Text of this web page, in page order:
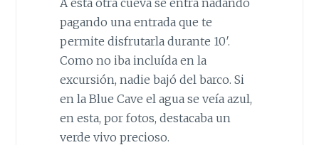
A esta otra cueva se entra nadando
pagando una entrada que te
permite disfrutarla durante 10′.
Como no iba incluída en la
excursión, nadie bajó del barco. Si
en la Blue Cave el agua se veía azul,
en esta, por fotos, destacaba un
verde vivo precioso.